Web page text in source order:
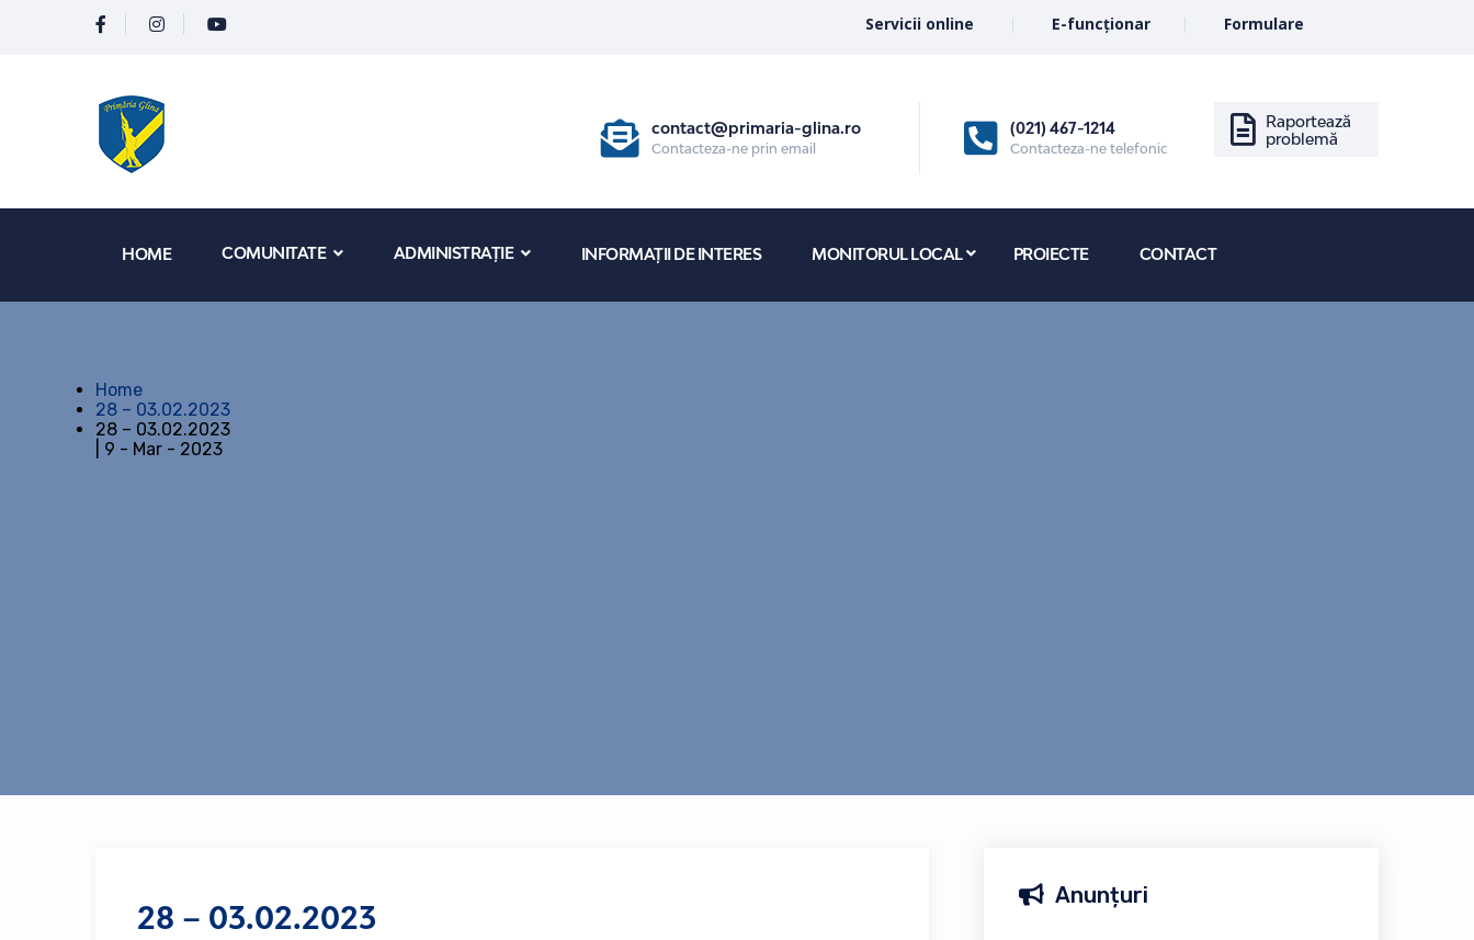
Servicii online E-funcționar Formulare
contact@primaria-glina.ro
Contacteza-ne prin email
(021) 467-1214
Contacteza-ne telefonic
Raportează
problemă
HOME COMUNITATE ADMINISTRAȚIE INFORMAȚII DE INTERES MONITORUL LOCAL PROIECTE CONTACT
Home
28 – 03.02.2023
28 – 03.02.2023
| 9 - Mar - 2023
28 – 03.02.2023
Anunțuri